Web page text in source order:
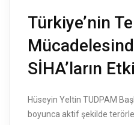
Türkiye’nin
SİHA’ların
Hüseyin Yeltin TUDPAM
boyunca aktif şekilde